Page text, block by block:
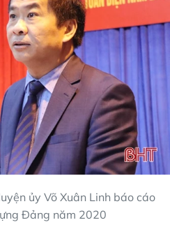
ủy Võ Xuân Linh báo cáo
Đảng năm 2020